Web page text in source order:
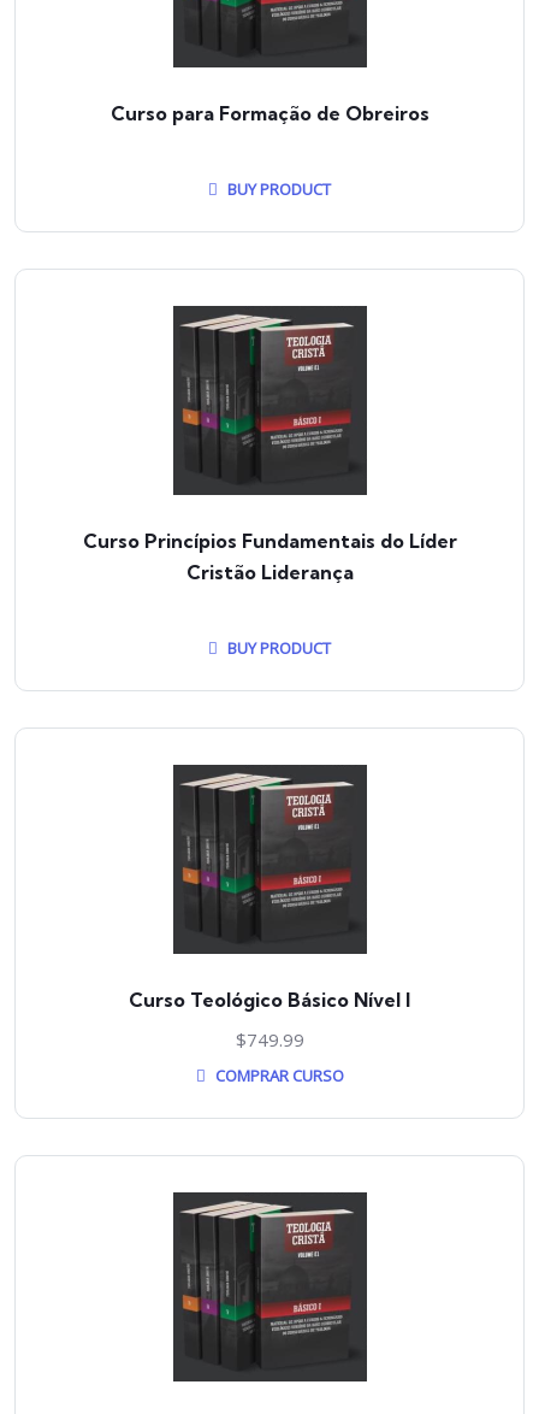
Curso para Formação de Obreiros
BUY PRODUCT
Curso Princípios Fundamentais do Líder
Cristão Liderança
BUY PRODUCT
Curso Teológico Básico Nível I
$749.99
COMPRAR CURSO